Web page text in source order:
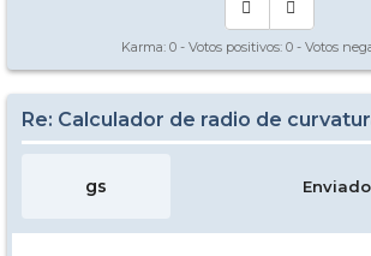
Karma: 0 - Votos positivos: 0 - Votos
Re: Calculador de radio de
gs